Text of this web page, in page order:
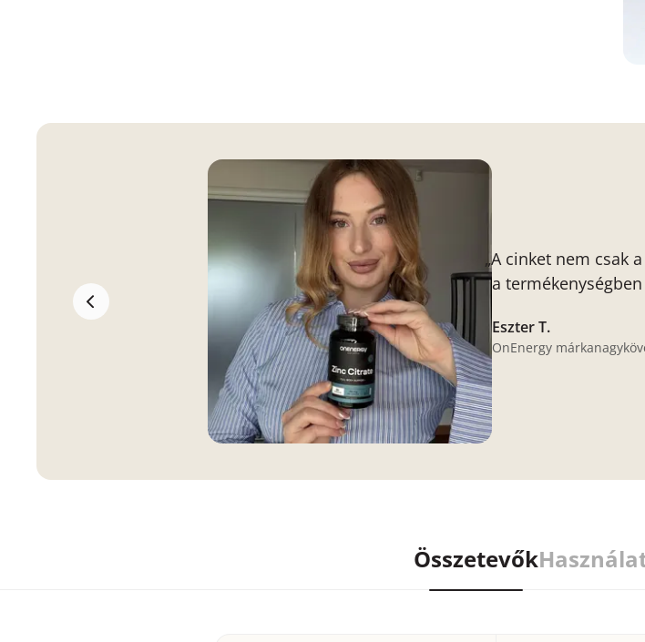
„A cinket nem csak
a
Eszter T.
OnEnergy
Összetevők